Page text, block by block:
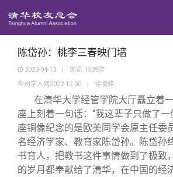
西南联大校友会
义工计划
新媒体平台
青春风采
校友文苑
校友讲坛
校友视界
陈岱孙：桃李三春映门墙
2023-04-13 | 浏览 1539次
神州学人网2022-12-30
| 徐凌峰
在清华大学经管学院大厅矗立着
座上刻着一句话：“我这辈子只做了一
座铜像纪念的是欧美同学会原主任委
名经济学家、教育家陈岱孙。陈岱孙
书育人，把教书这件事情做到了极致
的岁月都奉献给了清华，在中国的经